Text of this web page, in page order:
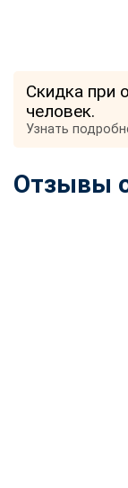
Скидка при
человек.
Узнать
Отзывы